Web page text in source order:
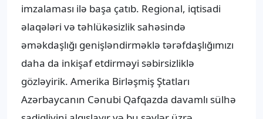
imzalaması ilə başa çatıb. Regional, iqtisadi
əlaqələri və təhlükəsizlik sahəsində
əməkdaşlığı genişləndirməklə tərəfdaşlığımızı
daha da inkişaf etdirməyi səbirsizliklə
gözləyirik. Amerika Birləşmiş Ştatları
Azərbaycanın Cənubi Qafqazda davamlı sülhə